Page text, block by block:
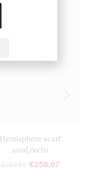
Hemisphere scarf
sand/ecru
€369,95 €258,97